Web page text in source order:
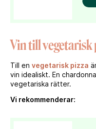
Vin till vegetarisk
Till en vegetarisk pizza
vin idealiskt. En
vegetariska rätter.
Vi rekommenderar: